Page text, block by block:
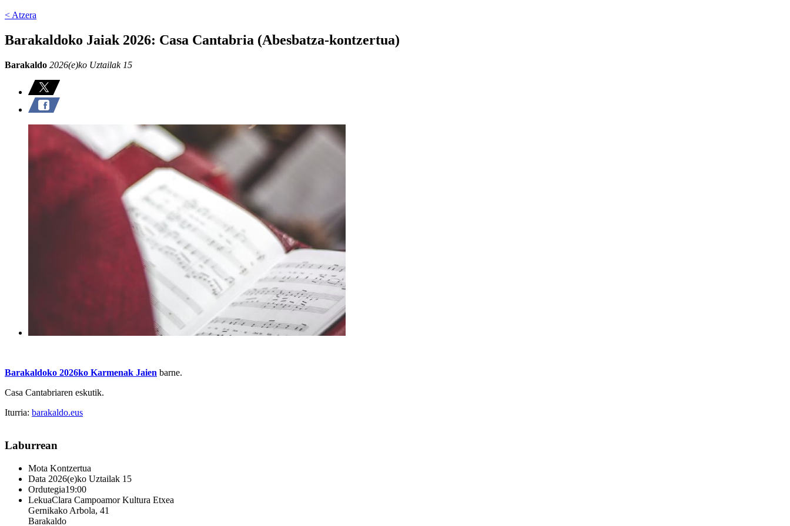
< Atzera
Barakaldoko Jaiak 2026: Casa Cantabria (Abesbatza-kontzertua)
Barakaldo 2026(e)ko Uztailak 15
Barakaldoko 2026ko Karmenak Jaien barne.
Casa Cantabriaren eskutik.
Iturria: barakaldo.eus
Laburrean
Mota Kontzertua
Data 2026(e)ko Uztailak 15
Ordutegia19:00
LekuaClara Campoamor Kultura Etxea
Gernikako Arbola, 41
Barakaldo